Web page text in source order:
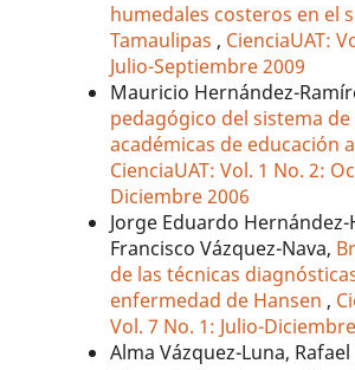
humedales costeros en el
Tamaulipas , CienciaUAT:
Julio-Septiembre 2009
Mauricio Hernández-
pedagógico del sistema
académicas de educación
CienciaUAT: Vol. 1 No. 2:
Diciembre 2006
Jorge Eduardo
Francisco Vázquez-Nava,
de las técnicas
enfermedad de Hansen ,
Vol. 7 No. 1: Julio-
Alma Vázquez-Luna,